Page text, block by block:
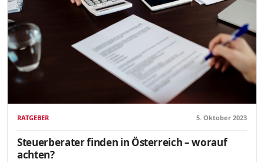
RATGEBER 5. Oktober 2023
Steuerberater finden in Österreich – worauf
achten?